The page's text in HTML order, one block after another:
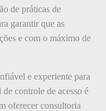
de práticas de
garantir que as
e com o máximo de
e experiente para
controle de acesso é
oferecer consultoria